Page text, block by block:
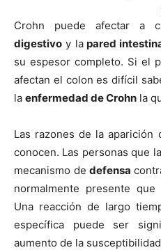
Crohn puede afectar a
digestivo y lapared
su espesor completo. Si el
afectan el colon es difí­cil
la enfermedad de Crohn la
Las razones de la aparición
conocen. Las personas que
mecanismo dedefensa
normalmente presente
Una reacción de largo
especí­fica puede ser
aumento de la